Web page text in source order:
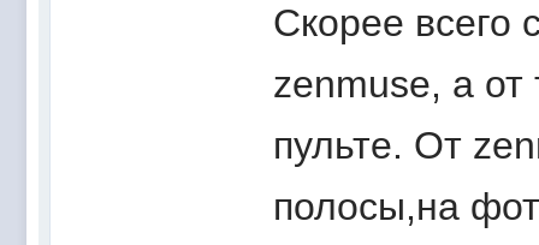
Скорее всего
zenmuse, а от
пульте. От
полосы,на